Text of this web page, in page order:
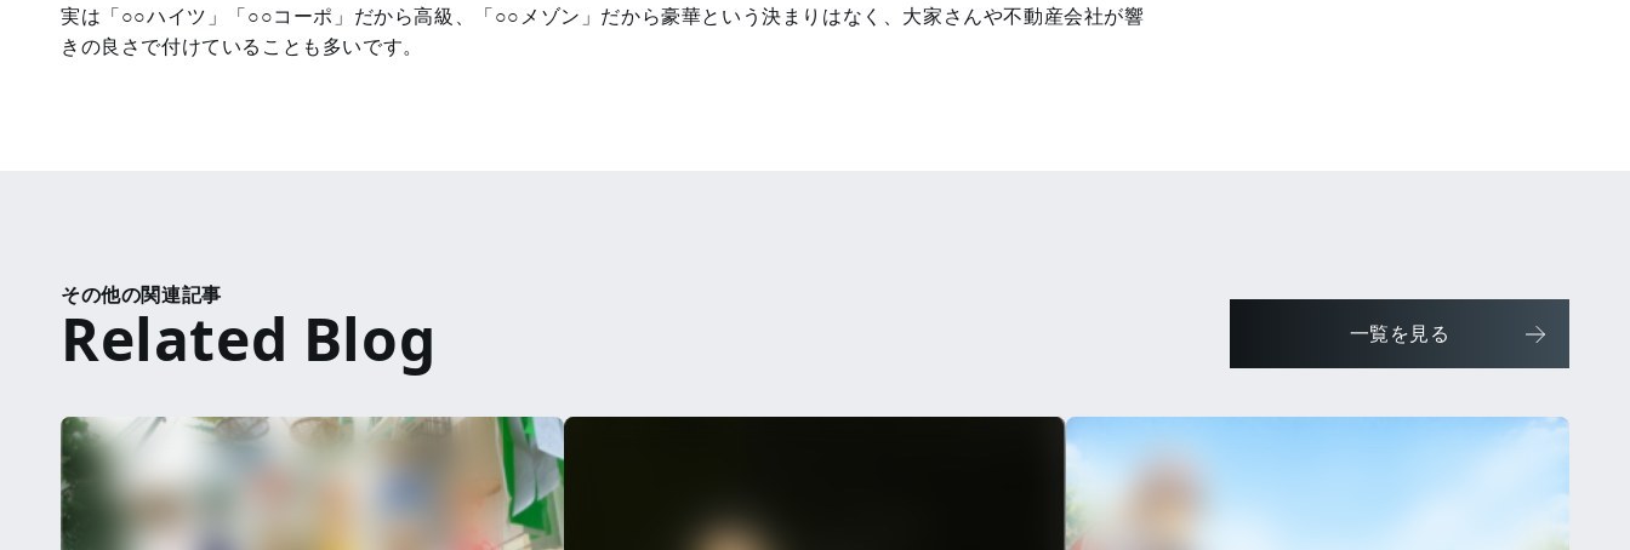
実は「○○ハイツ」「○○コーポ」だから高級、「○○メゾン」だから豪華という決まりはなく、大家さんや不動産会社が響
きの良さで付けていることも多いです。
その他の関連記事
一覧を見る